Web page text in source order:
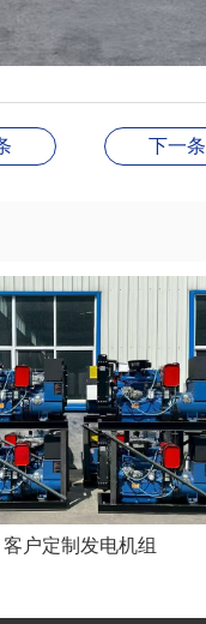
下一条
客户定制发电机组